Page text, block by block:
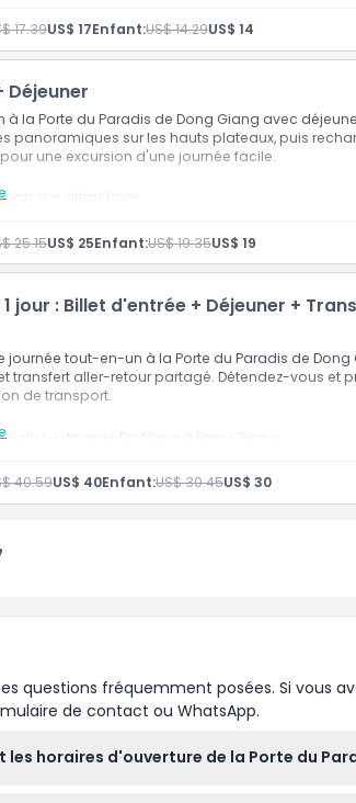
17.39US$ 17Enfant:US$ 14.29US$ 14
Déjeuner
à la Porte du Paradis de Dong Giang avec
panoramiques sur les hauts plateaux, puis
une excursion d'une journée facile.
aux attractions
25.15US$ 25Enfant:US$ 19.35US$ 19
jour : Billet d'entrée + Déjeuner +
journée tout-en-un à la Porte du Paradis de
transfert aller-retour partagé. Détendez-vous et
de transport.
aller-retour de Da Nang à Dong Giang
à Dong Giang Heaven's Gate
dans le ruisseau, glissade sur la cascade et
40.59US$ 40Enfant:US$ 30.45US$ 30
questions fréquemment posées. Si vous
de contact ou WhatsApp.
les horaires d'ouverture de la Porte du